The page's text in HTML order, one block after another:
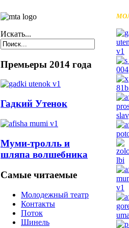
Искать...
Премьеры 2014 года
Гадкий Утенок
Муми-тролль и
шляпа волшебника
Самые читаемые
Молодежный театр
Контакты
Поток
Шинель